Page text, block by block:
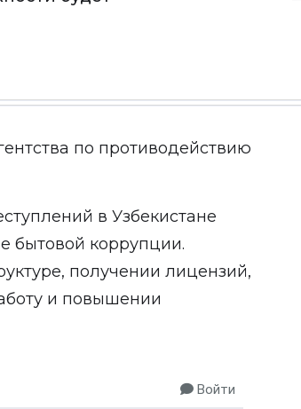
по противодействию
в Узбекистане
бытовой коррупции.
получении лицензий,
и повышении
Войти